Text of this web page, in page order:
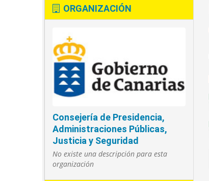
ORGANIZACIÓN
Consejería de Presidencia,
Administraciones Públicas,
Justicia y Seguridad
No existe una descripción para esta
organización